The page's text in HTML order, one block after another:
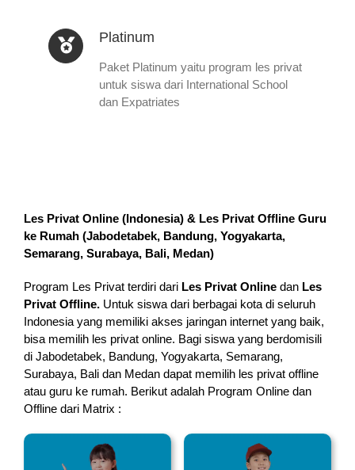
Platinum
Paket Platinum yaitu program les privat
untuk siswa dari International School
dan Expatriates
Les Privat Online (Indonesia) & Les Privat Offline Guru
ke Rumah (Jabodetabek, Bandung, Yogyakarta,
Semarang, Surabaya, Bali, Medan)
Program Les Privat terdiri dari Les Privat Online dan Les
Privat Offline. Untuk siswa dari berbagai kota di seluruh
Indonesia yang memiliki akses jaringan internet yang baik,
bisa memilih les privat online. Bagi siswa yang berdomisili
di Jabodetabek, Bandung, Yogyakarta, Semarang,
Surabaya, Bali dan Medan dapat memilih les privat offline
atau guru ke rumah. Berikut adalah Program Online dan
Offline dari Matrix :